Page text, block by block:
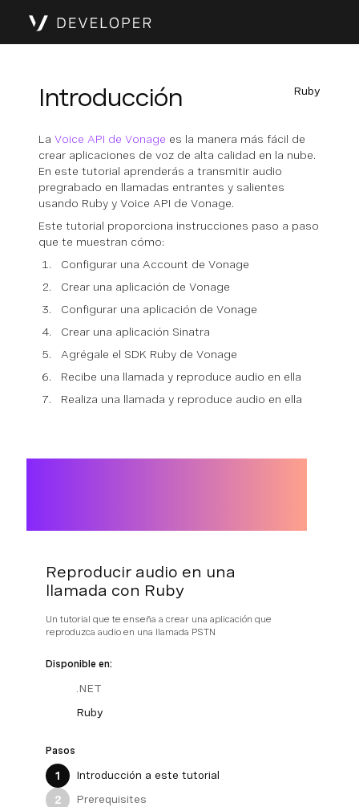
Ruby
Introducción
La Voice API de Vonage es la manera más fácil de
crear aplicaciones de voz de alta calidad en la nube.
En este tutorial aprenderás a transmitir audio
pregrabado en llamadas entrantes y salientes
usando Ruby y Voice API de Vonage.
Este tutorial proporciona instrucciones paso a paso
que te muestran cómo:
Configurar una Account de Vonage
Crear una aplicación de Vonage
Configurar una aplicación de Vonage
Crear una aplicación Sinatra
Agrégale el SDK Ruby de Vonage
Recibe una llamada y reproduce audio en ella
Realiza una llamada y reproduce audio en ella
Reproducir audio en una
llamada con Ruby
Un tutorial que te enseña a crear una aplicación que
reproduzca audio en una llamada PSTN
Disponible en:
.NET
Ruby
Pasos
1
Introducción a este tutorial
2
Prerequisites